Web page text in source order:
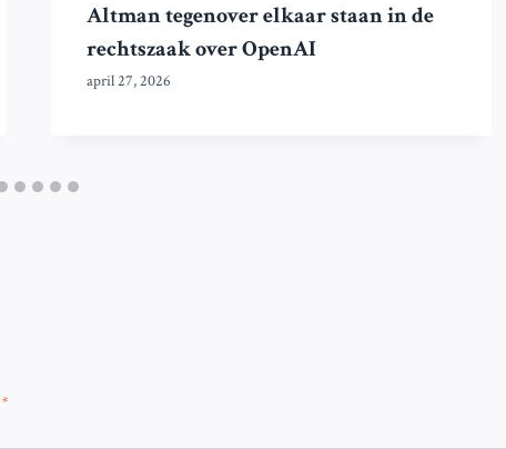
Altman tegenover elkaar staan in de
rechtszaak over OpenAI
april 27, 2026
*